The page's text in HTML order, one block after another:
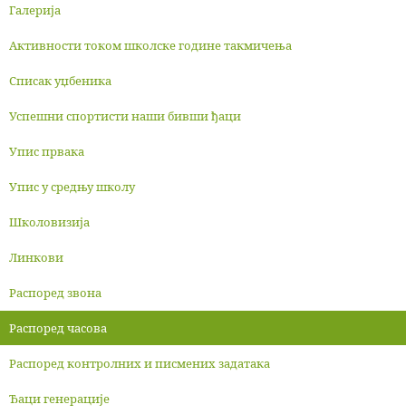
Галерија
Активности током школске године такмичења
Списак уџбеника
Успешни спортисти наши бивши ђаци
Упис првака
Упис у средњу школу
Школовизија
Линкови
Распоред звона
Распоред часова
Распоред контролних и писмених задатака
Ђаци генерације